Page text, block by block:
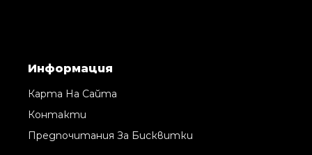
Информация
Карта На Сайта
Контакти
Предпочитания За Бисквитки